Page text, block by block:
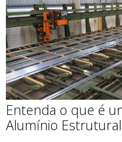
Entenda o que é
Alumínio Estrutural